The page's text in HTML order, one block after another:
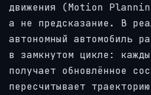
движения (Motion
а не предсказание. В
автономный автомобиль
в замкнутом цикле:
получает обновлённое
пересчитывает